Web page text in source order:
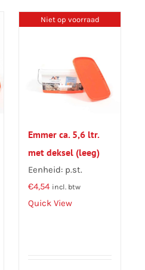
Niet op voorraad
Emmer ca. 5,6 ltr.
met deksel (leeg)
Eenheid: p.st.
€4,54 incl. btw
Quick View